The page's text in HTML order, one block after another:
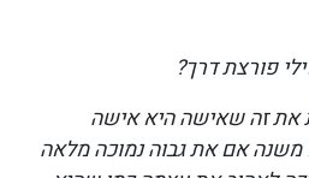
פורצת דרך?
את זה שאישה היא אישה
אם את גבוה נמוכה מלאה